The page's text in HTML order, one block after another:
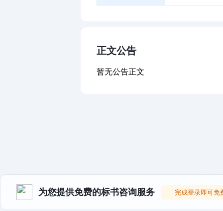
正文公告
暂无公告正文
为您提供免费的标书咨询服务 完成登录即可免